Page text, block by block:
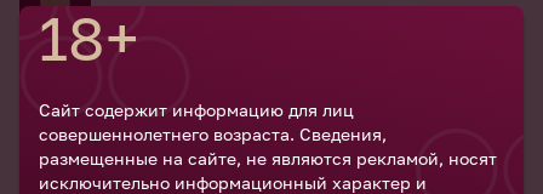
Главный Энолог Усадьбы Дивноморское
18+
Сайт содержит информацию для лиц
совершеннолетнего возраста. Сведения,
размещенные на сайте, не являются рекламой, носят
исключительно информационный характер и